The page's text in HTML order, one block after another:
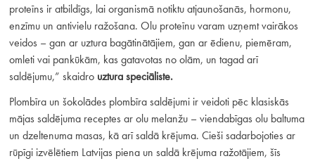
proteīns ir atbildīgs, lai organismā notiktu atjaunošanās, hormonu,
enzīmu un antivielu ražošana. Olu proteīnu varam uzņemt vairākos
veidos – gan ar uztura bagātinātājiem, gan ar ēdienu, piemēram,
omleti vai pankūkām, kas gatavotas no olām, un tagad arī
saldējumu,” skaidro uztura speciāliste.
Plombīra un šokolādes plombīra saldējumi ir veidoti pēc klasiskās
mājas saldējuma receptes ar olu melanžu – viendabīgas olu baltuma
un dzeltenuma masas, kā arī saldā krējuma. Cieši sadarbojoties ar
rūpīgi izvēlētiem Latvijas piena un saldā krējuma ražotājiem, šīs